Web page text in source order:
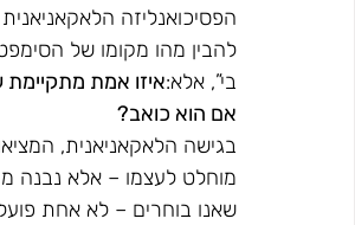
הפסיכואנליזה
להבין מהו מקומו של
בי”, אלא:איזו אמת מתקיימת
אם הוא כואב?
בגישה הלאקאניאנית,
מוחלט לעצמו – אלא נבנה
שאנו בוחרים – לא אחת